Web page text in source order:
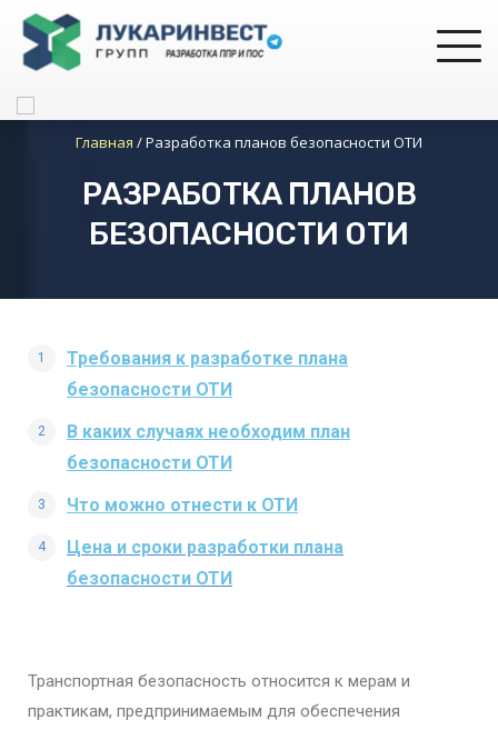
Главная /Разработка планов безопасности ОТИ
РАЗРАБОТКА ПЛАНОВ
БЕЗОПАСНОСТИ ОТИ
Требования к разработке плана
безопасности ОТИ
В каких случаях необходим план
безопасности ОТИ
Что можно отнести к ОТИ
Цена и сроки разработки плана
безопасности ОТИ​
Транспортная безопасность относится к мерам и
практикам, предпринимаемым для обеспечения